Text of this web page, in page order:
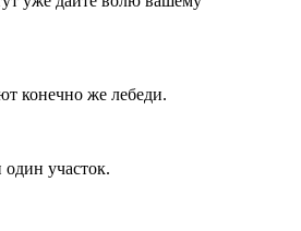
конечно же лебеди.
один участок.